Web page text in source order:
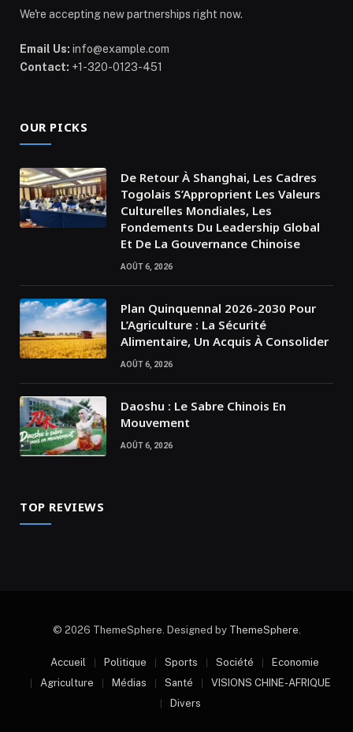
We're accepting new partnerships right now.
Email Us: info@example.com
Contact: +1-320-0123-451
OUR PICKS
De Retour À Shanghai, Les Cadres
Togolais S’Approprient Les Valeurs
Culturelles Mondiales, Les
Fondements Du Leadership Global
Et De La Gouvernance Chinoise
AOÛT 6, 2026
Plan Quinquennal 2026-2030 Pour
L’Agriculture : La Sécurité
Alimentaire, Un Acquis À Consolider
AOÛT 6, 2026
Daoshu : Le Sabre Chinois En
Mouvement
AOÛT 6, 2026
TOP REVIEWS
© 2026 ThemeSphere. Designed by ThemeSphere.
Accueil Politique Sports Société
Economie
Agriculture
Médias Santé
VISIONS CHINE-AFRIQUE
Divers